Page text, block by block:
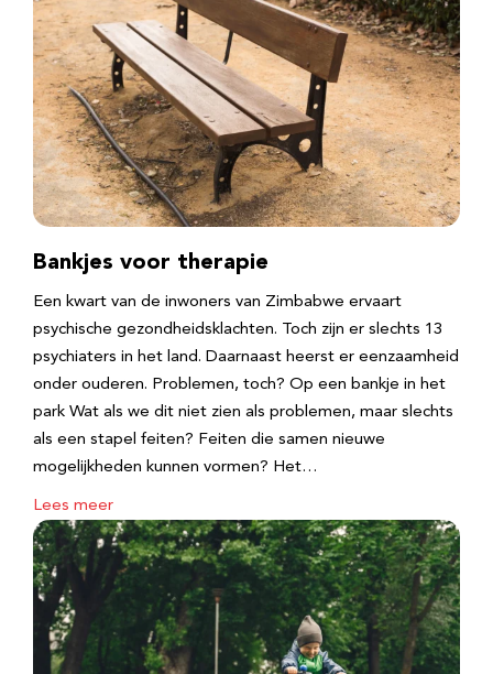
Bankjes voor therapie
Een kwart van de inwoners van Zimbabwe ervaart
psychische gezondheidsklachten. Toch zijn er slechts 13
psychiaters in het land. Daarnaast heerst er eenzaamheid
onder ouderen. Problemen, toch? Op een bankje in het
park Wat als we dit niet zien als problemen, maar slechts
als een stapel feiten? Feiten die samen nieuwe
mogelijkheden kunnen vormen? Het…
Lees meer